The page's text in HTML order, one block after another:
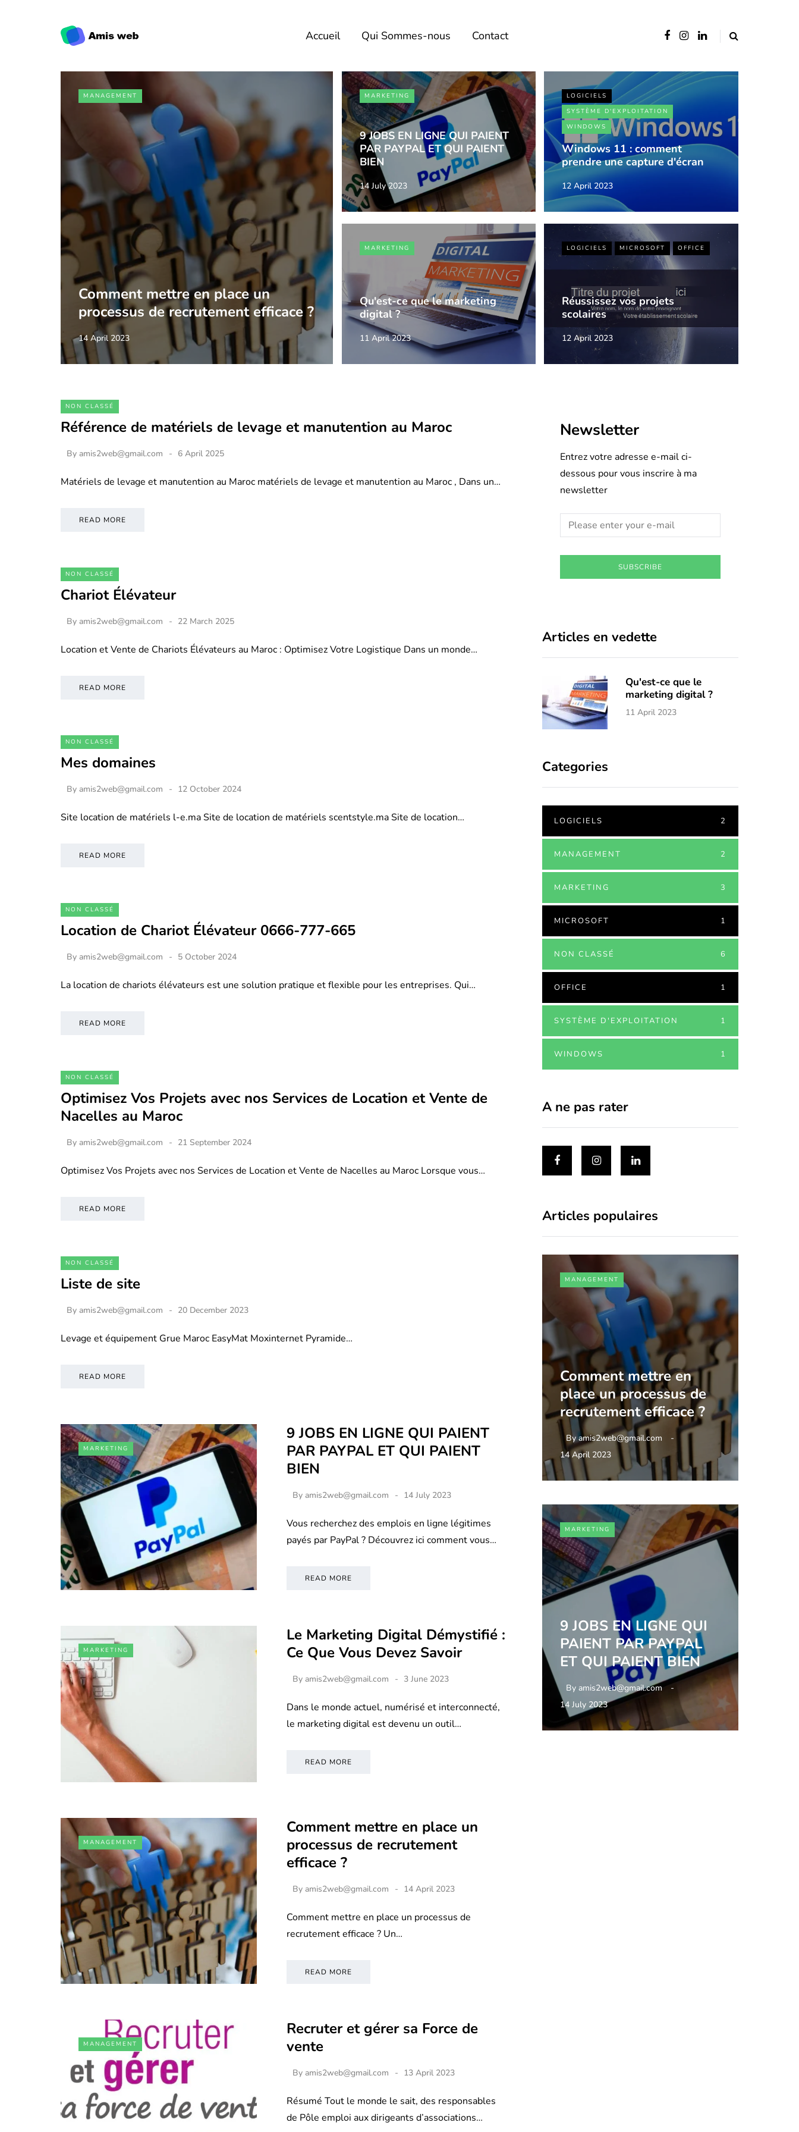
Accueil Qui Sommes-nous Contact
MANAGEMENT
Comment mettre en place un
processus de recrutement efficace ?
14 April 2023
MARKETING
9 JOBS EN LIGNE QUI PAIENT
PAR PAYPAL ET QUI PAIENT
BIEN
14 July 2023
LOGICIELS
SYSTÈME D'EXPLOITATION
WINDOWS
Windows 11 : comment
prendre une capture d'écran
12 April 2023
MARKETING
Qu'est-ce que le marketing
digital ?
11 April 2023
LOGICIELS MICROSOFT OFFICE
Réussissez vos projets
scolaires
12 April 2023
NON CLASSÉ
Référence de matériels de levage et manutention au Maroc
By amis2web@gmail.com 6 April 2025
Matériels de levage et manutention au Maroc matériels de levage et manutention au Maroc , Dans un…
READ MORE
NON CLASSÉ
Chariot Élévateur
By amis2web@gmail.com 22 March 2025
Location et Vente de Chariots Élévateurs au Maroc : Optimisez Votre Logistique Dans un monde…
READ MORE
NON CLASSÉ
Mes domaines
By amis2web@gmail.com 12 October 2024
Site location de matériels l-e.ma Site de location de matériels scentstyle.ma Site de location…
READ MORE
NON CLASSÉ
Location de Chariot Élévateur 0666-777-665
By amis2web@gmail.com 5 October 2024
La location de chariots élévateurs est une solution pratique et flexible pour les entreprises. Qui…
READ MORE
NON CLASSÉ
Optimisez Vos Projets avec nos Services de Location et Vente de
Nacelles au Maroc
By amis2web@gmail.com 21 September 2024
Optimisez Vos Projets avec nos Services de Location et Vente de Nacelles au Maroc Lorsque vous…
READ MORE
NON CLASSÉ
Liste de site
By amis2web@gmail.com 20 December 2023
Levage et équipement Grue Maroc EasyMat Moxinternet Pyramide…
READ MORE
MARKETING
9 JOBS EN LIGNE QUI PAIENT
PAR PAYPAL ET QUI PAIENT
BIEN
By amis2web@gmail.com 14 July 2023
Vous recherchez des emplois en ligne légitimes
payés par PayPal ? Découvrez ici comment vous…
READ MORE
MARKETING
Le Marketing Digital Démystifié :
Ce Que Vous Devez Savoir
By amis2web@gmail.com 3 June 2023
Dans le monde actuel, numérisé et interconnecté,
le marketing digital est devenu un outil…
READ MORE
MANAGEMENT
Comment mettre en place un
processus de recrutement
efficace ?
By amis2web@gmail.com 14 April 2023
Comment mettre en place un processus de
recrutement efficace ? Un…
READ MORE
MANAGEMENT
Recruter et gérer sa Force de
vente
By amis2web@gmail.com 13 April 2023
Résumé Tout le monde le sait, des responsables
de Pôle emploi aux dirigeants d’associations…
Newsletter
Entrez votre adresse e-mail ci-
dessous pour vous inscrire à ma
newsletter
SUBSCRIBE
Articles en vedette
Qu'est-ce que le
marketing digital ?
11 April 2023
Categories
LOGICIELS 2
MANAGEMENT 2
MARKETING 3
MICROSOFT 1
NON CLASSÉ 6
OFFICE 1
SYSTÈME D'EXPLOITATION 1
WINDOWS 1
A ne pas rater
Articles populaires
MANAGEMENT
Comment mettre en
place un processus de
recrutement efficace ?
Byamis2web@gmail.com
14 April 2023
MARKETING
9 JOBS EN LIGNE QUI
PAIENT PAR PAYPAL
ET QUI PAIENT BIEN
By amis2web@gmail.com
14 July 2023